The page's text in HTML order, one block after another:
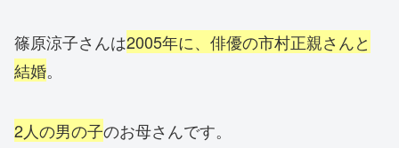
篠原涼子さんは2005年に、俳優の市村正親さんと
結婚。
2人の男の子のお母さんです。